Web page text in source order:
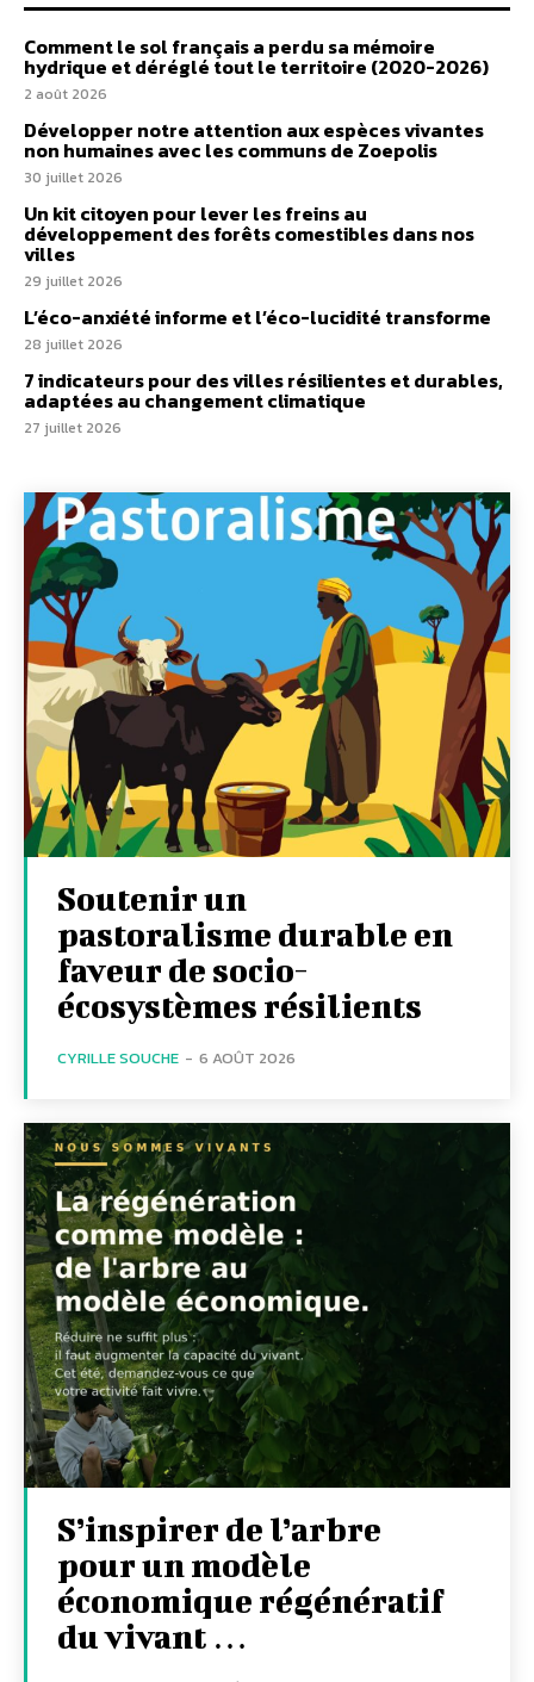
Comment le sol français a perdu sa mémoire
hydrique et déréglé tout le territoire (2020-2026)
2 août 2026
Développer notre attention aux espèces vivantes
non humaines avec les communs de Zoepolis
30 juillet 2026
Un kit citoyen pour lever les freins au
développement des forêts comestibles dans nos
villes
29 juillet 2026
L’éco-anxiété informe et l’éco-lucidité transforme
28 juillet 2026
7 indicateurs pour des villes résilientes et durables,
adaptées au changement climatique
27 juillet 2026
Soutenir un
pastoralisme durable en
faveur de socio-
écosystèmes résilients
CYRILLE SOUCHE - 6 AOÛT 2026
S’inspirer de l’arbre
pour un modèle
économique régénératif
du vivant …